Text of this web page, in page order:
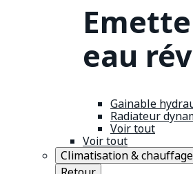
eau
Gainable
Radiateur
Voir tout
Voir tout
Climatisation &